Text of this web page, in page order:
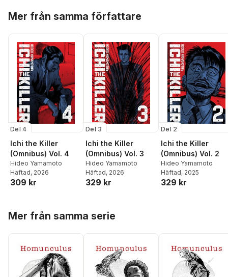
Mer från samma författare
Del 4
Ichi the Killer
(Omnibus) Vol. 4
Hideo Yamamoto
Häftad, 2026
309 kr
Del 3
Ichi the Killer
(Omnibus) Vol. 3
Hideo Yamamoto
Häftad, 2026
329 kr
Del 2
Ichi the Killer
(Omnibus) Vol. 2
Hideo Yamamoto
Häftad, 2025
329 kr
Mer från samma serie